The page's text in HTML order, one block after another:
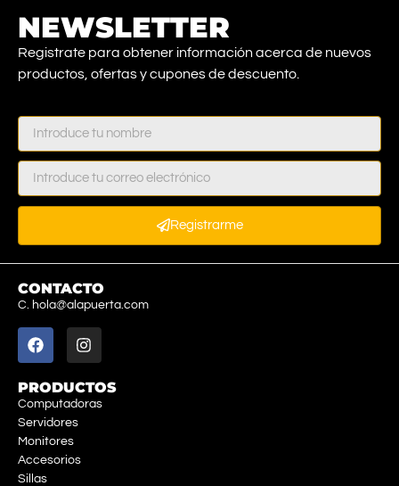
NEWSLETTER
Registrate para obtener información acerca de nuevos
productos, ofertas y cupones de descuento.
Registrarme
CONTACTO
C. hola@alapuerta.com
PRODUCTOS
Computadoras
Servidores
Monitores
Accesorios
Sillas